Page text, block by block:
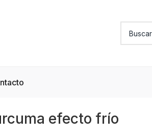
efecto frío